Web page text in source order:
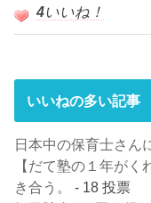
4いいね！
いいねの多い記事
日本中の保育士さん
【だて塾の１年が
き合う。
- 18 投票